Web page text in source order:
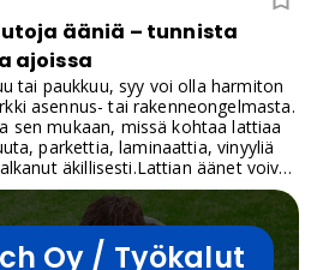
ääniä – tunnista
ajoissa
tai paukkuu, syy voi olla harmiton
asennus- tai rakenneongelmasta.
sen mukaan, missä kohtaa lattiaa
parkettia, laminaattia, vinyyliä
äkillisesti.Lattian äänet voivat
jotka on syytä korjata
suurempia vaurioita. Käsittelemme
syitä ja korjausmenetelmiä.​
vai naksumista?
Oy / Työkalut